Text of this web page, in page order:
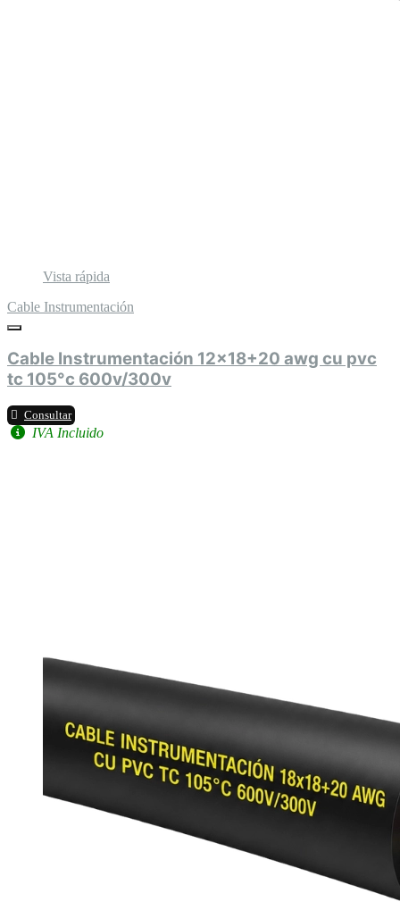
Vista rápida
Cable Instrumentación
Cable Instrumentación 12x18+20 awg cu pvc
tc 105°c 600v/300v
Consultar
IVA Incluido